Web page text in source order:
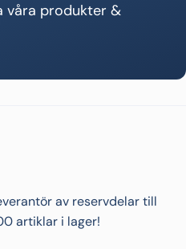
våra produkter &
av reservdelar till
artiklar i lager!